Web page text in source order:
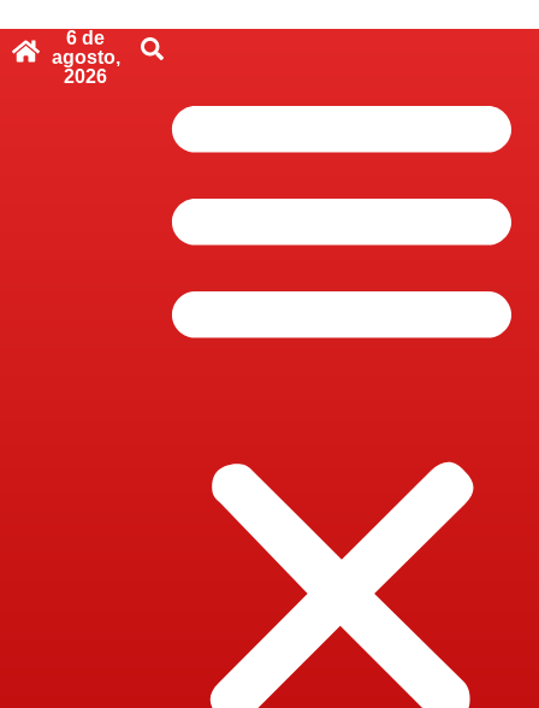
Pular
6 de
agosto,
2026